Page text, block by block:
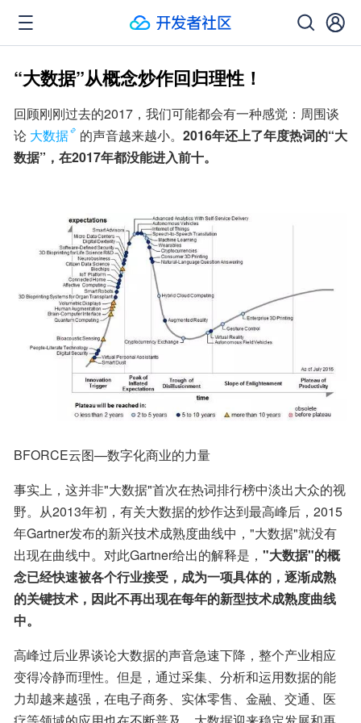
“大数据”从概念炒作回归理性！
回顾刚刚过去的2017，我们可能都会有一种感觉：周围谈
论 大数据 的声音越来越小。 2016年还上了年度热词的“大
数据”，在2017年都没能进入前十。
BFORCE云图—数字化商业的力量
事实上，这并非"大数据"首次在热词排行榜中淡出大众的视
野。从2013年初，有关大数据的炒作达到最高峰后，2015
年Gartner发布的新兴技术成熟度曲线中，"大数据"就没有
出现在曲线中。对此Gartner给出的解释是， "大数据"的概
念已经快速被各个行业接受，成为一项具体的，逐渐成熟
的关键技术，因此不再出现在每年的新型技术成熟度曲线
中。
高峰过后业界谈论大数据的声音急速下降，整个产业相应
变得冷静而理性。但是，通过采集、分析和运用数据的能
力却越来越强，在电子商务、实体零售、金融、交通、医